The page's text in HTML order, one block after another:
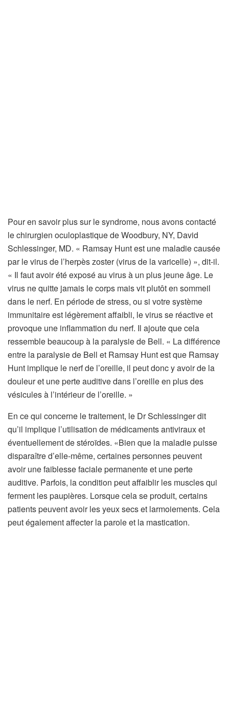
Pour en savoir plus sur le syndrome, nous avons contacté
le chirurgien oculoplastique de Woodbury, NY, David
Schlessinger, MD. « Ramsay Hunt est une maladie causée
par le virus de l’herpès zoster (virus de la varicelle) », dit-il.
« Il faut avoir été exposé au virus à un plus jeune âge. Le
virus ne quitte jamais le corps mais vit plutôt en sommeil
dans le nerf. En période de stress, ou si votre système
immunitaire est légèrement affaibli, le virus se réactive et
provoque une inflammation du nerf. Il ajoute que cela
ressemble beaucoup à la paralysie de Bell. « La différence
entre la paralysie de Bell et Ramsay Hunt est que Ramsay
Hunt implique le nerf de l’oreille, il peut donc y avoir de la
douleur et une perte auditive dans l’oreille en plus des
vésicules à l’intérieur de l’oreille. »
En ce qui concerne le traitement, le Dr Schlessinger dit
qu’il implique l’utilisation de médicaments antiviraux et
éventuellement de stéroïdes. «Bien que la maladie puisse
disparaître d’elle-même, certaines personnes peuvent
avoir une faiblesse faciale permanente et une perte
auditive. Parfois, la condition peut affaiblir les muscles qui
ferment les paupières. Lorsque cela se produit, certains
patients peuvent avoir les yeux secs et larmoiements. Cela
peut également affecter la parole et la mastication.